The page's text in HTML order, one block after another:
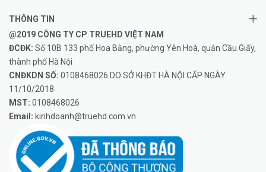
THÔNG TIN
@2019 CÔNG TY CP TRUEHD VIỆT NAM
ĐCĐK: Số 10B 133 phố Hoa Bằng, phường Yên Hoà, quận Cầu Giấy,
thành phố Hà Nội
CNĐKDN SỐ: 0108468026 DO SỞ KHĐT HÀ NỘI CẤP NGÀY
11/10/2018
MST: 0108468026
Email: kinhdoanh@truehd.com.vn